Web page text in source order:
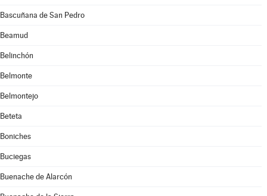
Bascuñana de San Pedro
Beamud
Belinchón
Belmonte
Belmontejo
Beteta
Boniches
Buciegas
Buenache de Alarcón